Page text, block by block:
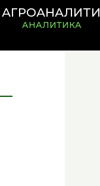
АНАЛИТИКА